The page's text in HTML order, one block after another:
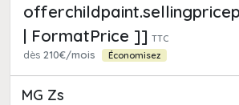
| FormatPrice ]] TTC
dès 210€/mois Économisez
MG Zs